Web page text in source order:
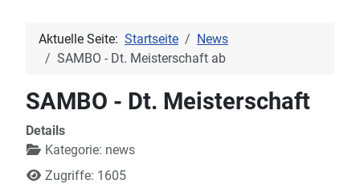
Aktuelle Seite: Startseite
News
SAMBO - Dt. Meisterschaft ab
SAMBO - Dt. Meisterschaft
Details
Kategorie: news
Zugriffe: 1605